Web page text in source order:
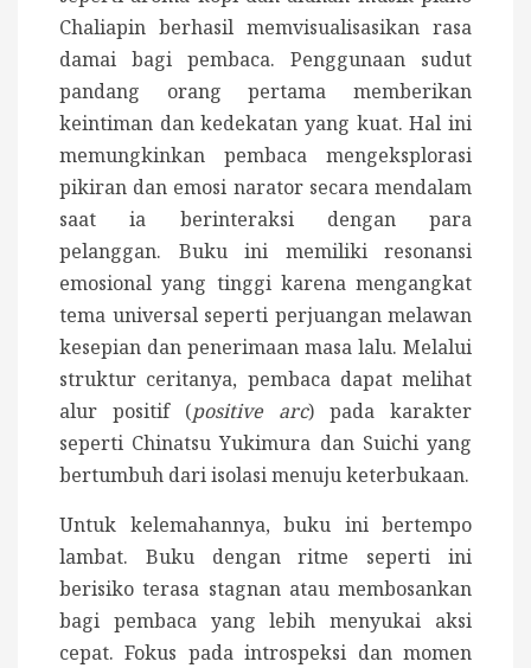
Chaliapin berhasil memvisualisasikan rasa
damai bagi pembaca. Penggunaan sudut
pandang orang pertama memberikan
keintiman dan kedekatan yang kuat. Hal ini
memungkinkan pembaca mengeksplorasi
pikiran dan emosi narator secara mendalam
saat ia berinteraksi dengan para
pelanggan. Buku ini memiliki resonansi
emosional yang tinggi karena mengangkat
tema universal seperti perjuangan melawan
kesepian dan penerimaan masa lalu. Melalui
struktur ceritanya, pembaca dapat melihat
alur positif (positive arc) pada karakter
seperti Chinatsu Yukimura dan Suichi yang
bertumbuh dari isolasi menuju keterbukaan.
Untuk kelemahannya, buku ini bertempo
lambat. Buku dengan ritme seperti ini
berisiko terasa stagnan atau membosankan
bagi pembaca yang lebih menyukai aksi
cepat. Fokus pada introspeksi dan momen